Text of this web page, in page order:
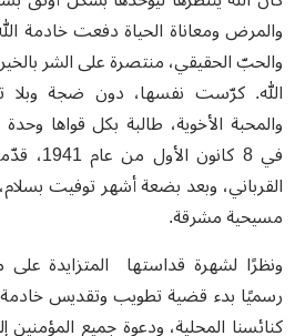
والمرض ومعاناة الحياة دفعت خادمة
والحبّ الحقيقي، منتصرة على الشر
الله. كرّست نفسها، دون ضجة وبلا
والمحبة الأخوية، طالبة بكل قواها
في 8
القرباني، وبعد بضعة أشهر توفيت
مسيحية مشرقة.
ونظرًا لشهرة قداستها المتزايدة
رسميًا بدء قضية تطويب وتقديس خادمة
كنائسنا المحلية، ودعوة جميع المؤمنين